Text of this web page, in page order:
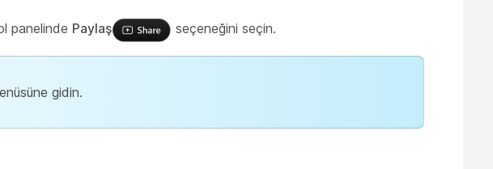
panelinde Paylaş seçeneğini seçin.
gidin.